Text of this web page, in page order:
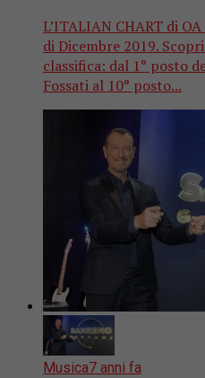
L’ITALIAN CHART di
di Dicembre 2019.
classifica: dal 1° posto
Fossati al 10° posto...
Musica7 anni fa